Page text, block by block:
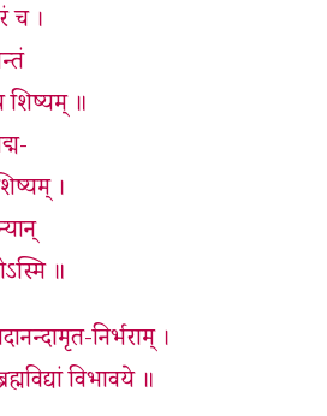
च ।
शिष्यम् ॥
।
॥
निर्भराम् ।
विभावये ॥